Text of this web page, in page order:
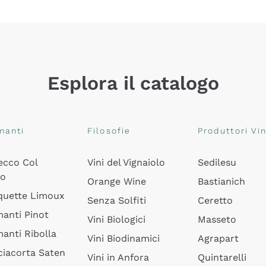
Esplora il catalogo
Col
Limoux
Pinot
Ribolla
Saten
Filosofie
Vini del Vignaiolo
Orange Wine
Senza Solfiti
Vini Biologici
Vini Biodinamici
Vini in Anfora
Produttori
Sedilesu
Bastianich
Ceretto
Masseto
Agrapart
Quintarelli